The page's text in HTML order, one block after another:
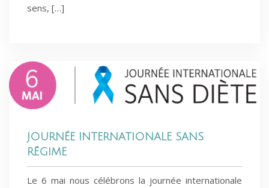
sens, […]
JOURNÉE INTERNATIONALE SANS
RÉGIME
Le 6 mai nous célébrons la journée internationale